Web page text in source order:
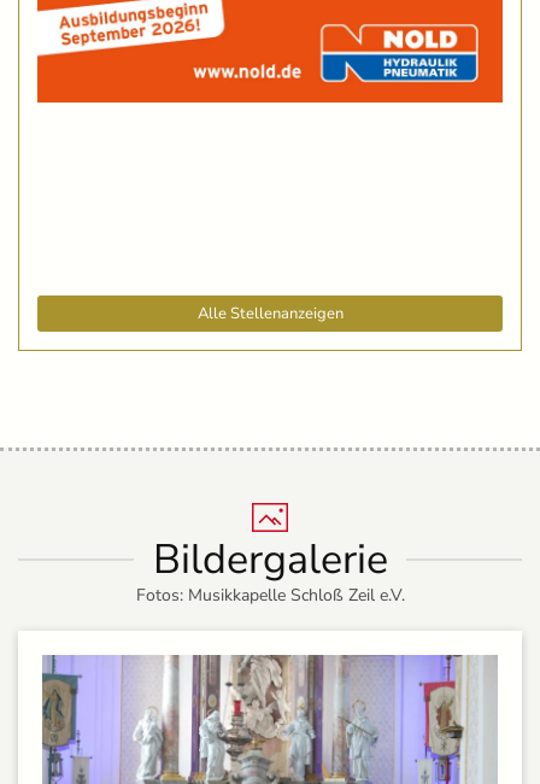
Alle Stellenanzeigen
Bildergalerie
Fotos: Musikkapelle Schloß Zeil e.V.